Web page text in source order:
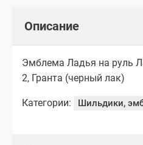
Описание
Эмблема Ладья на руль
2, Гранта (черный лак)
Категории: Шильдики,